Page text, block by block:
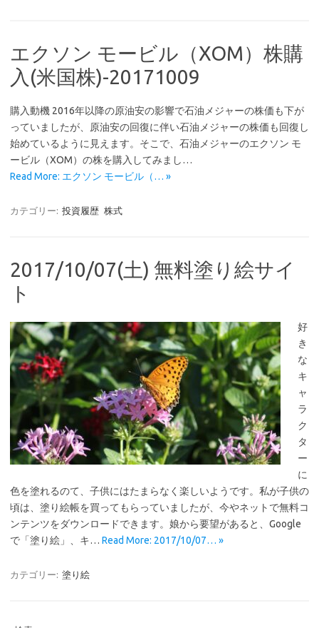
エクソン モービル（XOM）株購
入(米国株)-20171009
購入動機 2016年以降の原油安の影響で石油メジャーの株価も下が
っていましたが、原油安の回復に伴い石油メジャーの株価も回復し
始めているように見えます。そこで、石油メジャーのエクソン モ
ービル（XOM）の株を購入してみまし…
Read More: エクソン モービル（… »
カテゴリー: 投資履歴 株式
2017/10/07(土) 無料塗り絵サイ
ト
好
き
な
キ
ャ
ラ
ク
タ
ー
に
色を塗れるのて、子供にはたまらなく楽しいようです。私が子供の
頃は、塗り絵帳を買ってもらっていましたが、今やネットで無料コ
ンテンツをダウンロードできます。娘から要望があると、Google
で「塗り絵」、キ… Read More: 2017/10/07… »
カテゴリー: 塗り絵